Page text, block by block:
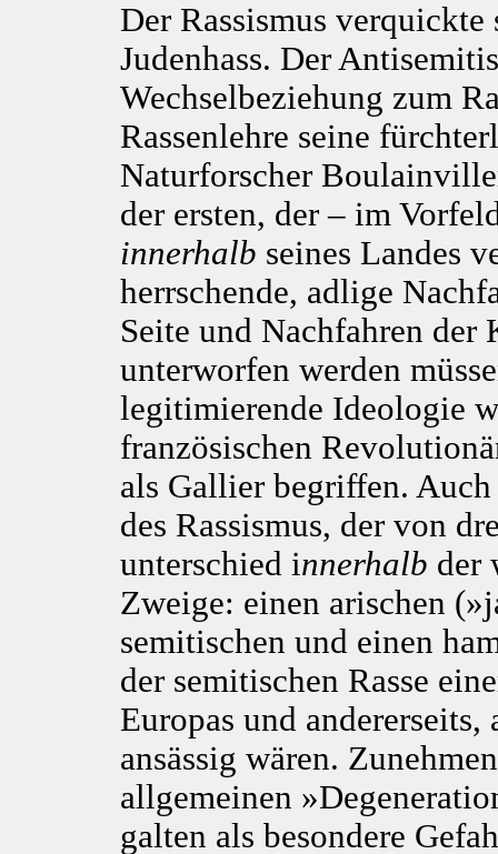
Der Rassismus
Judenhass. Der
Wechselbeziehung zum
Rassenlehre seine
Naturforscher
der ersten, der – im
innerhalb seines Landes
herrschende, adlige
Seite und Nachfahren
unterworfen werden
legitimierende Ideologie
französischen
als Gallier begriffen.
des Rassismus, der von
unterschied innerhalb der
Zweige: einen arischen
semitischen und einen
der semitischen Rasse
Europas und
ansässig wären.
allgemeinen
galten als besondere